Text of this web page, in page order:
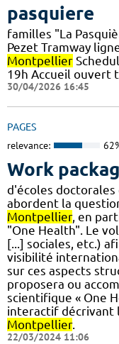
pasquiere
familles "La
Pezet Tramway
Montpellier
19h Accueil ouvert
30/04/2026 16:45
PAGES
relevance:
Work
d'écoles
abordent la
Montpellier, en
"One Health". Le
[...] sociales, etc.)
visibilité
sur ces aspects
proposera ou
scientifique « One
interactif décrivant
Montpellier.
22/03/2024 11:06